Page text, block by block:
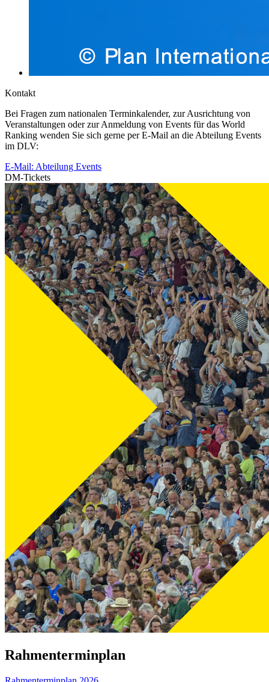
Kontakt
Bei Fragen zum nationalen Terminkalender, zur Ausrichtung von
Veranstaltungen oder zur Anmeldung von Events für das World
Ranking wenden Sie sich gerne per E-Mail an die Abteilung Events
im DLV:
E-Mail: Abteilung Events
DM-Tickets
Rahmenterminplan